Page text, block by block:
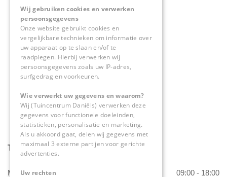
Tuincentrum Daniëls
Herkenbosserweg 4
6063 NL Vlodrop
0475-534298
info@tuincentrumdaniels.nl
Tuincentrum Daniëls
Maandag
09:00 - 18:00
Wij gebruiken cookies en verwerken
persoonsgegevens
Onze website gebruikt cookies en
vergelijkbare technieken om informatie over
uw apparaat op te slaan en/of te
raadplegen. Hierbij verwerken wij
persoonsgegevens zoals uw IP-adres,
surfgedrag en voorkeuren.
Wie verwerkt uw gegevens en waarom?
Wij (Tuincentrum Daniëls) verwerken deze
gegevens voor functionele doeleinden,
statistieken, personalisatie en marketing.
Als u akkoord gaat, delen wij gegevens met
maximaal 3 externe partijen voor gerichte
advertenties.
Uw rechten